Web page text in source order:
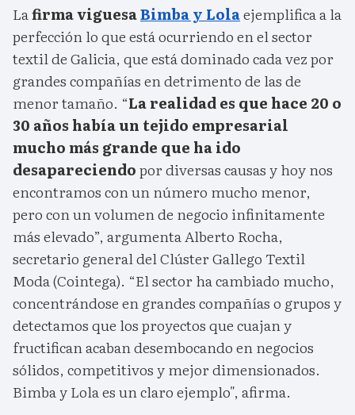
Lafirma viguesaBimba y Lolaejemplifica a la
perfección lo que está ocurriendo en el sector
textil de Galicia, que está dominado cada vez por
grandes compañías en detrimento de las de
menor tamaño. “La realidad es que hace 20 o
30 años había un tejido empresarial
mucho más grande que ha ido
desapareciendopor diversas causas y hoy nos
encontramos con un número mucho menor,
pero con un volumen de negocio infinitamente
más elevado”, argumenta Alberto Rocha,
secretario general del Clúster Gallego Textil
Moda (Cointega). “El sector ha cambiado mucho,
concentrándose en grandes compañías o grupos y
detectamos que los proyectos que cuajan y
fructifican acaban desembocando en negocios
sólidos, competitivos y mejor dimensionados.
Bimba y Lola es un claro ejemplo", afirma.